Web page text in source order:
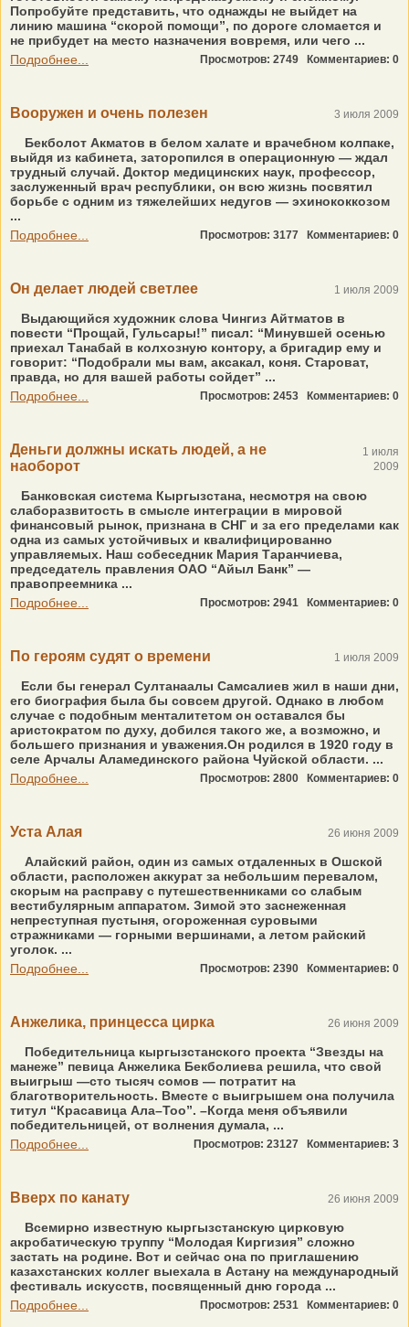
Попробуйте представить, что однажды не выйдет на
линию машина “скорой помощи”, по дороге сломается и
не прибудет на место назначения вовремя, или чего ...
Подробнее...
Просмотров: 2749 Комментариев: 0
Вооружен и очень полезен 3 июля 2009
Бекболот Акматов в белом халате и врачебном колпаке,
выйдя из кабинета, заторопился в операционную — ждал
трудный случай. Доктор медицинских наук, профессор,
заслуженный врач республики, он всю жизнь посвятил
борьбе с одним из тяжелейших недугов — эхинококкозом
...
Подробнее...
Просмотров: 3177 Комментариев: 0
Он делает людей светлее 1 июля 2009
Выдающийся художник слова Чингиз Айтматов в
повести “Прощай, Гульсары!” писал: “Минувшей осенью
приехал Танабай в колхозную контору, а бригадир ему и
говорит: “Подобрали мы вам, аксакал, коня. Староват,
правда, но для вашей работы сойдет” ...
Подробнее...
Просмотров: 2453 Комментариев: 0
Деньги должны искать людей, а не
наоборот
1 июля
2009
Банковская система Кыргызстана, несмотря на свою
слаборазвитость в смысле интеграции в мировой
финансовый рынок, признана в СНГ и за его пределами как
одна из самых устойчивых и квалифицированно
управляемых. Наш собеседник Мария Таранчиева,
председатель правления ОАО “Айыл Банк” —
правопреемника ...
Подробнее...
Просмотров: 2941 Комментариев: 0
По героям судят о времени 1 июля 2009
Если бы генерал Султанаалы Самсалиев жил в наши дни,
его биография была бы совсем другой. Однако в любом
случае с подобным менталитетом он оставался бы
аристократом по духу, добился такого же, а возможно, и
большего признания и уважения.Он родился в 1920 году в
селе Арчалы Аламединского района Чуйской области. ...
Подробнее...
Просмотров: 2800 Комментариев: 0
Уста Алая 26 июня 2009
Алайский район, один из самых отдаленных в Ошской
области, расположен аккурат за небольшим перевалом,
скорым на расправу с путешественниками со слабым
вестибулярным аппаратом. Зимой это заснеженная
непреступная пустыня, огороженная суровыми
стражниками — горными вершинами, а летом райский
уголок. ...
Подробнее...
Просмотров: 2390 Комментариев: 0
Анжелика, принцесса цирка 26 июня 2009
Победительница кыргызстанского проекта “Звезды на
манеже” певица Анжелика Бекболиева решила, что свой
выигрыш —сто тысяч сомов — потратит на
благотворительность. Вместе с выигрышем она получила
титул “Красавица Ала–Тоо”. –Когда меня объявили
победительницей, от волнения думала, ...
Подробнее...
Просмотров: 23127 Комментариев: 3
Вверх по канату 26 июня 2009
Всемирно известную кыргызстанскую цирковую
акробатическую труппу “Молодая Киргизия” сложно
застать на родине. Вот и сейчас она по приглашению
казахстанских коллег выехала в Астану на международный
фестиваль искусств, посвященный дню города ...
Подробнее...
Просмотров: 2531 Комментариев: 0